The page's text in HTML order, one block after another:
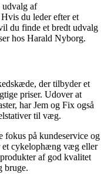
udvalg af
du leder efter et
du finde et bredt udvalg
hos Harald Nyborg.
der tilbyder et
priser. Udover at
har Jem og Fix også
til væg.
fokus på kundeservice og
et cykelophæng væg eller
af god kvalitet
bruge.